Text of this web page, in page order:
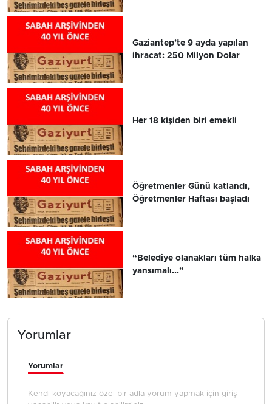
Gaziantep’te 9 ayda yapılan
ihracat: 250 Milyon Dolar
Her 18 kişiden biri emekli
Öğretmenler Günü katlandı,
Öğretmenler Haftası başladı
“Belediye olanakları tüm halka
yansımalı...”
Yorumlar
Yorumlar
Kendi koyacağınız özel bir adla yorum yapmak için giriş